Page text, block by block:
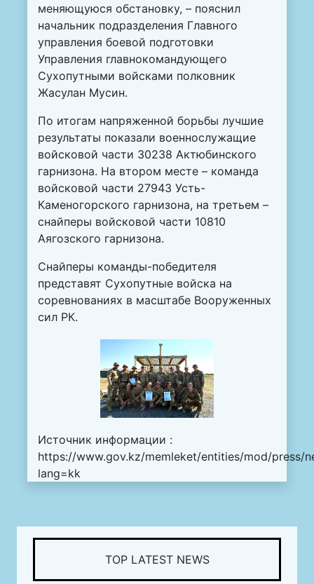
меняющуюся обстановку, – пояснил
начальник подразделения Главного
управления боевой подготовки
Управления главнокомандующего
Сухопутными войсками полковник
Жасулан Мусин.
По итогам напряженной борьбы лучшие
результаты показали военнослужащие
войсковой части 30238 Актюбинского
гарнизона. На втором месте – команда
войсковой части 27943 Усть-
Каменогорского гарнизона, на третьем –
снайперы войсковой части 10810
Аягозского гарнизона.
Снайперы команды-победителя
представят Сухопутные войска на
соревнованиях в масштабе Вооруженных
сил РК.
Источник информации :
https://www.gov.kz/memleket/entities/mod/press/
lang=kk
TOP LATEST NEWS